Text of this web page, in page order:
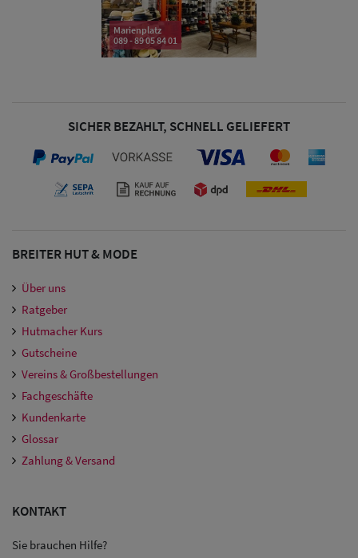
Damen Caps
Großgrößen
Marienplatz
089 - 89 05 84 01
SICHER BEZAHLT, SCHNELL GELIEFERT
BREITER HUT & MODE
Über uns
Ratgeber
Hutmacher Kurs
Gutscheine
Vereins & Großbestellungen
Fachgeschäfte
Kundenkarte
Glossar
Zahlung & Versand
KONTAKT
Sie brauchen Hilfe?